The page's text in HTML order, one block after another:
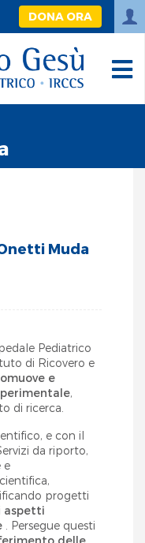
DONA ORA
Muda
Pediatrico
di Ricovero e
e
,
di ricerca.
e con il
da riporto,
e
progetti
aspetti
. Persegue questi
delle